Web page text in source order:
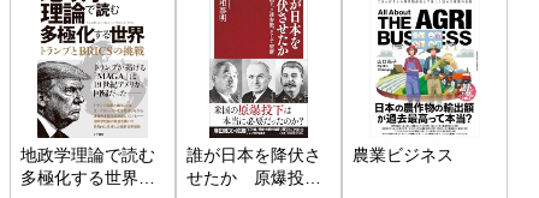
地政学理論で読む
多極化する世界：
誰が日本を降伏さ
せたか 原爆投
農業ビジネス